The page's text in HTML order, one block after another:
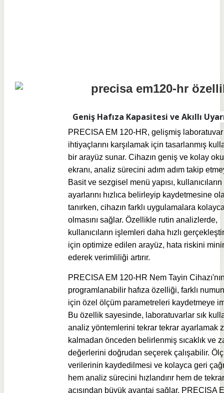
Geniş Hafıza Kapasitesi ve Akıllı
PRECISA EM 120-HR, gelişmiş laboratuvar
ihtiyaçlarını karşılamak için tasarlanmış
bir arayüz sunar. Cihazın geniş ve kolay
ekranı, analiz sürecini adım adım takip
Basit ve sezgisel menü yapısı,
ayarlarını hızlıca belirleyip kaydetmesine
tanırken, cihazın farklı uygulamalara
olmasını sağlar. Özellikle rutin analizlerde,
kullanıcıların işlemleri daha hızlı
için optimize edilen arayüz, hata riskini
ederek verimliliği artırır.
PRECISA EM 120-HR Nem Tayin
programlanabilir hafıza özelliği, farklı
için özel ölçüm parametreleri kaydetmeye
Bu özellik sayesinde, laboratuvarlar sık
analiz yöntemlerini tekrar tekrar ayarlamak
kalmadan önceden belirlenmiş sıcaklık ve
değerlerini doğrudan seçerek çalışabilir.
verilerinin kaydedilmesi ve kolayca geri
hem analiz sürecini hızlandırır hem de
açısından büyük avantaj sağlar. PRECISA